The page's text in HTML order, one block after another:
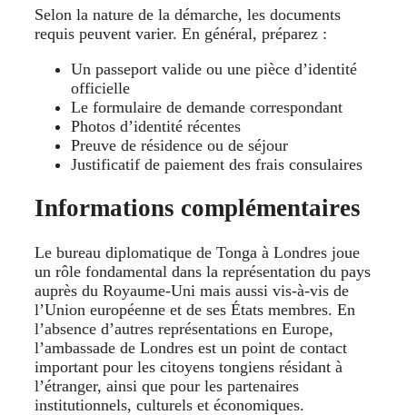
Selon la nature de la démarche, les documents
requis peuvent varier. En général, préparez :
Un passeport valide ou une pièce d’identité
officielle
Le formulaire de demande correspondant
Photos d’identité récentes
Preuve de résidence ou de séjour
Justificatif de paiement des frais consulaires
Informations complémentaires
Le bureau diplomatique de Tonga à Londres joue
un rôle fondamental dans la représentation du pays
auprès du Royaume-Uni mais aussi vis-à-vis de
l’Union européenne et de ses États membres. En
l’absence d’autres représentations en Europe,
l’ambassade de Londres est un point de contact
important pour les citoyens tongiens résidant à
l’étranger, ainsi que pour les partenaires
institutionnels, culturels et économiques.